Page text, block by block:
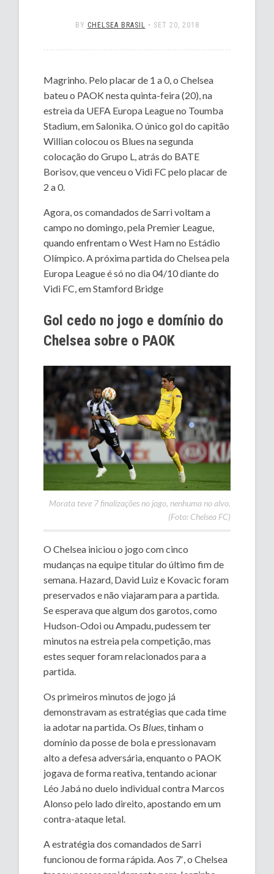
BY CHELSEA BRASIL • SET 20, 2018
Magrinho. Pelo placar de 1 a 0, o Chelsea
bateu o PAOK nesta quinta-feira (20), na
estreia da UEFA Europa League no Toumba
Stadium, em Salonika. O único gol do capitão
Willian colocou os Blues na segunda
colocação do Grupo L, atrás do BATE
Borisov, que venceu o Vidi FC pelo placar de
2 a 0.
Agora, os comandados de Sarri voltam a
campo no domingo, pela Premier League,
quando enfrentam o West Ham no Estádio
Olímpico. A próxima partida do Chelsea pela
Europa League é só no dia 04/10 diante do
Vidi FC, em Stamford Bridge
Gol cedo no jogo e domínio do
Chelsea sobre o PAOK
Morata teve 7 finalizações no jogo, nenhuma no alvo.
(Foto: Chelsea FC)
O Chelsea iniciou o jogo com cinco
mudanças na equipe titular do último fim de
semana. Hazard, David Luiz e Kovacic foram
preservados e não viajaram para a partida.
Se esperava que algum dos garotos, como
Hudson-Odoi ou Ampadu, pudessem ter
minutos na estreia pela competição, mas
estes sequer foram relacionados para a
partida.
Os primeiros minutos de jogo já
demonstravam as estratégias que cada time
ia adotar na partida. Os Blues , tinham o
domínio da posse de bola e pressionavam
alto a defesa adversária, enquanto o PAOK
jogava de forma reativa, tentando acionar
Léo Jabá no duelo individual contra Marcos
Alonso pelo lado direito, apostando em um
contra-ataque letal.
A estratégia dos comandados de Sarri
funcionou de forma rápida. Aos 7′, o Chelsea